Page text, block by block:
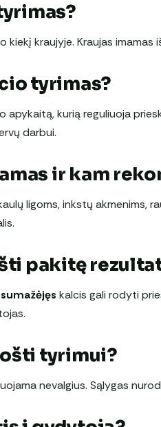
kiekį kraujyje. Kraujas imamas
tyrimas?
apykaitą, kurią reguliuoja
darbui.
ir kam
ligoms, inkstų akmenims,
pakitę
sumažėjęs kalcis gali rodyti
tyrimui?
nevalgius. Sąlygas